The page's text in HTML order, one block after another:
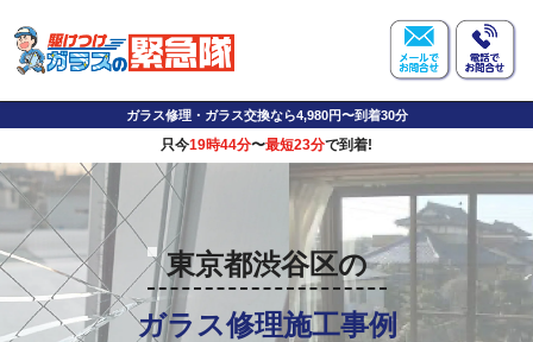
ガラス修理・ガラス交換なら4,980円〜到着30分
只今19時44分〜最短23分で到着!
東京都渋谷区の
ガラス修理施工事例